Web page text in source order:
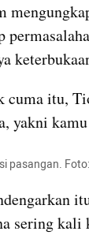
cuma itu,
yakni
pasangan.
sering kali